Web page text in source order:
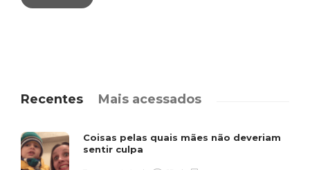
Recentes Mais acessados
Coisas pelas quais mães não deveriam
sentir culpa